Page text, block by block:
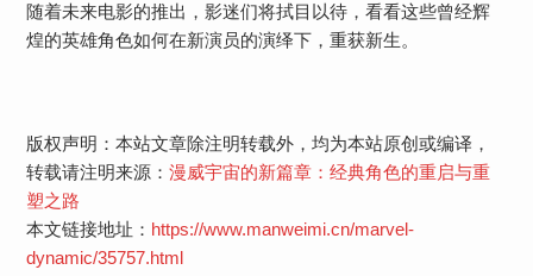
随着未来电影的推出，影迷们将拭目以待，看看这些曾经辉
煌的英雄角色如何在新演员的演绎下，重获新生。
版权声明：本站文章除注明转载外，均为本站原创或编译，
转载请注明来源： 漫威宇宙的新篇章：经典角色的重启与重
塑之路
本文链接地址： https://www.manweimi.cn/marvel-
dynamic/35757.html